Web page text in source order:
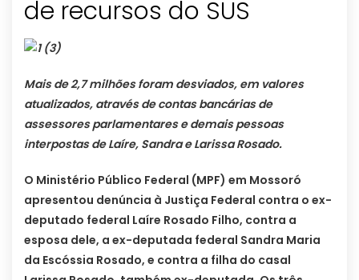
Mais de 2,7 milhões foram desviados, em valores
atualizados, através de contas bancárias de
assessores parlamentares e demais pessoas
interpostas de Laíre, Sandra e Larissa Rosado.
O Ministério Público Federal (MPF) em Mossoró
apresentou denúncia à Justiça Federal contra o ex-
deputado federal Laíre Rosado Filho, contra a
esposa dele, a ex-deputada federal Sandra Maria
da Escóssia Rosado, e contra a filha do casal